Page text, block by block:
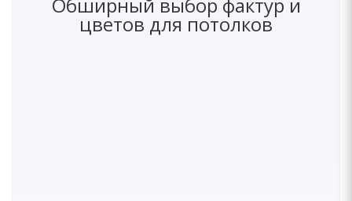
цветов для потолков